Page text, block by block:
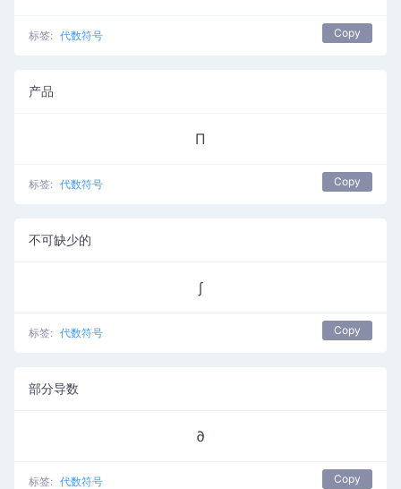
标签: 代数符号 Copy
产品
Π
标签: 代数符号 Copy
不可缺少的
∫
标签: 代数符号 Copy
部分导数
∂
标签: 代数符号 Copy